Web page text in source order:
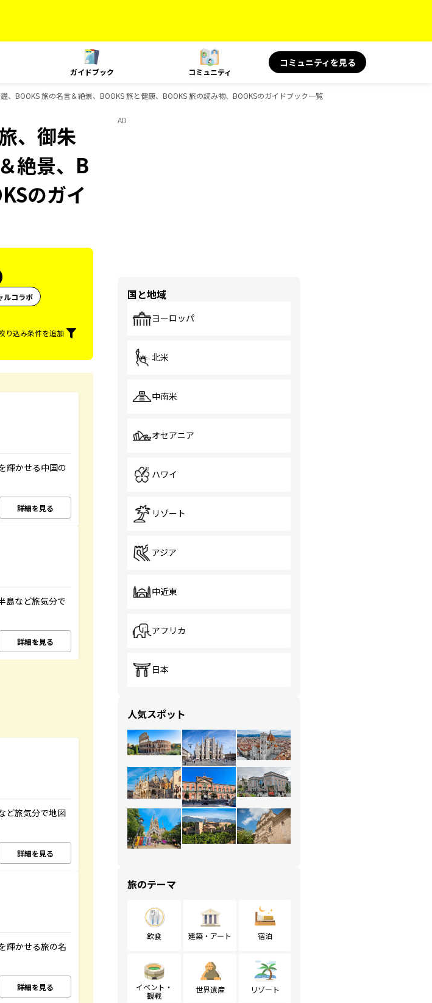
ガイドブック コミュニティ
コミュニティを見る
BOOKS 旅の名言＆絶景、BOOKS 旅と健康、BOOKS 旅の読み物、BOOKSのガイドブック一覧
、御朱
絶景、B
のガイ
ルコラボ
り込み条件を追加
輝かせる中国の
詳細を見る
島など旅気分で
詳細を見る
ど旅気分で地図
詳細を見る
輝かせる旅の名
詳細を見る
AD
国と地域
ヨーロッパ
北米
中南米
オセアニア
ハワイ
リゾート
アジア
中近東
アフリカ
日本
人気スポット
旅のテーマ
飲食 建築・アート 宿泊
イベント・
観戦
世界遺産 リゾート